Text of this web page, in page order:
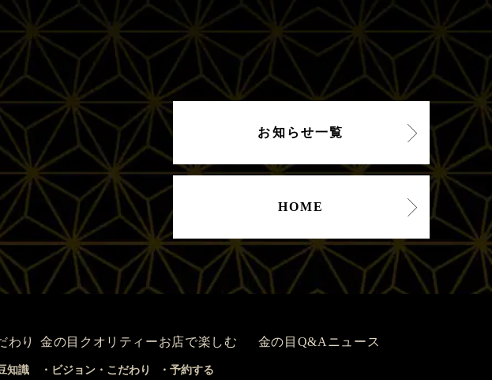
お知らせ一覧
HOME
わり
知識
金の目クオリティー
ビジョン・こだわり
お店で楽しむ
予約する
金の目Q&A ニュース